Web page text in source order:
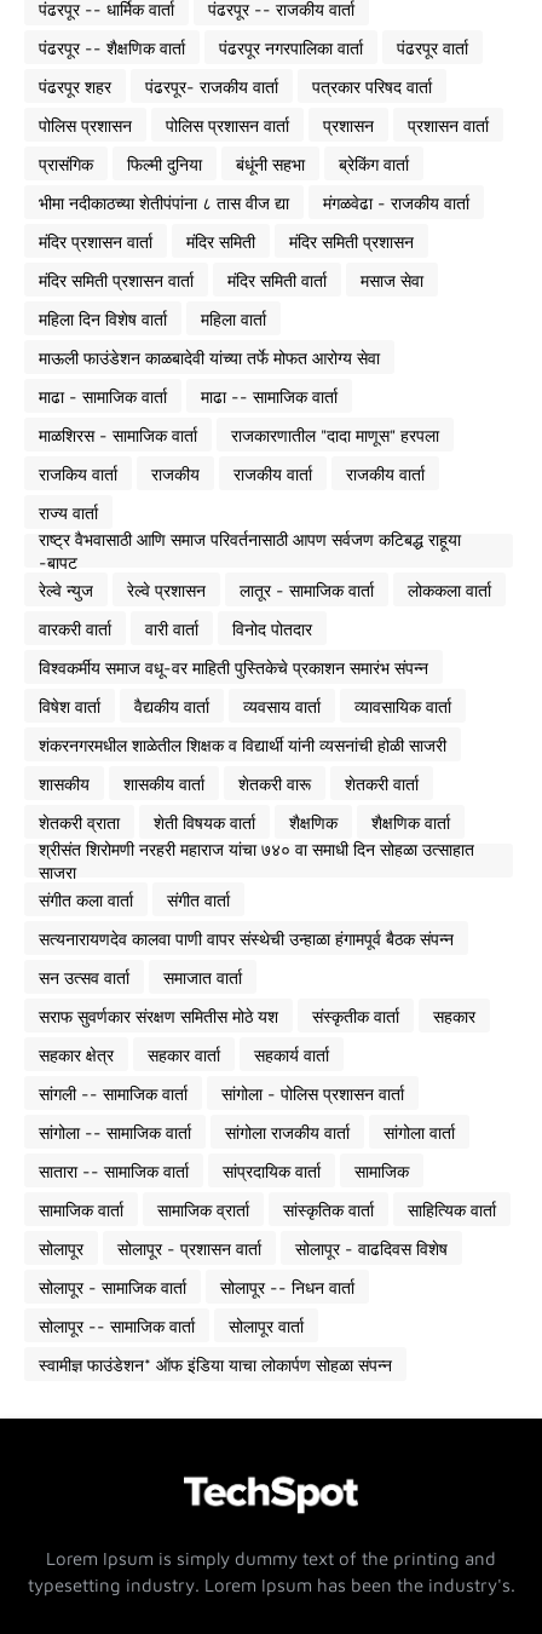
पंढरपूर -- धार्मिक वार्ता
पंढरपूर -- राजकीय वार्ता
पंढरपूर -- शैक्षणिक वार्ता
पंढरपूर नगरपालिका वार्ता
पंढरपूर वार्ता
पंढरपूर शहर
पंढरपूर- राजकीय वार्ता
पत्रकार परिषद वार्ता
पोलिस प्रशासन
पोलिस प्रशासन वार्ता प्रशासन
प्रशासन वार्ता
प्रासंगिक
फिल्मी दुनिया बंधूंनी सहभा
ब्रेकिंग वार्ता
भीमा नदीकाठच्या शेतीपंपांना ८ तास वीज द्या
मंगळवेढा - राजकीय वार्ता
मंदिर प्रशासन वार्ता
मंदिर समिती
मंदिर समिती प्रशासन
मंदिर समिती प्रशासन वार्ता
मंदिर समिती वार्ता
मसाज सेवा
महिला दिन विशेष वार्ता
महिला वार्ता
माऊली फाउंडेशन काळबादेवी यांच्या तर्फे मोफत आरोग्य सेवा
माढा - सामाजिक वार्ता
माढा -- सामाजिक वार्ता
माळशिरस - सामाजिक वार्ता
राजकारणातील "दादा माणूस" हरपला
राजकिय वार्ता
राजकीय राजकीय वार्ता
राजकीय वार्ता
राज्य वार्ता
राष्ट्र वैभवासाठी आणि समाज परिवर्तनासाठी आपण सर्वजण कटिबद्ध राहूया
-बापट
रेल्वे न्युज
रेल्वे प्रशासन लातूर - सामाजिक वार्ता
लोककला वार्ता
वारकरी वार्ता
वारी वार्ता
विनोद पोतदार
विश्वकर्मीय समाज वधू-वर माहिती पुस्तिकेचे प्रकाशन समारंभ संपन्न
विषेश वार्ता
वैद्यकीय वार्ता व्यवसाय वार्ता
व्यावसायिक वार्ता
शंकरनगरमधील शाळेतील शिक्षक व विद्यार्थी यांनी व्यसनांची होळी साजरी
शासकीय
शासकीय वार्ता शेतकरी वारू
शेतकरी वार्ता
शेतकरी व्राता
शेती विषयक वार्ता शैक्षणिक
शैक्षणिक वार्ता
श्रीसंत शिरोमणी नरहरी महाराज यांचा ७४० वा समाधी दिन सोहळा उत्साहात
साजरा
संगीत कला वार्ता
संगीत वार्ता
सत्यनारायणदेव कालवा पाणी वापर संस्थेची उन्हाळा हंगामपूर्व बैठक संपन्न
सन उत्सव वार्ता
समाजात वार्ता
सराफ सुवर्णकार संरक्षण समितीस मोठे यश
संस्कृतीक वार्ता
सहकार
सहकार क्षेत्र
सहकार वार्ता
सहकार्य वार्ता
सांगली -- सामाजिक वार्ता
सांगोला - पोलिस प्रशासन वार्ता
सांगोला -- सामाजिक वार्ता
सांगोला राजकीय वार्ता
सांगोला वार्ता
सातारा -- सामाजिक वार्ता
सांप्रदायिक वार्ता
सामाजिक
सामाजिक वार्ता
सामाजिक व्रार्ता सांस्कृतिक वार्ता
साहित्यिक वार्ता
सोलापूर
सोलापूर - प्रशासन वार्ता
सोलापूर - वाढदिवस विशेष
सोलापूर - सामाजिक वार्ता
सोलापूर -- निधन वार्ता
सोलापूर -- सामाजिक वार्ता
सोलापूर वार्ता
स्वामीज्ञ फाउंडेशन* ऑफ इंडिया याचा लोकार्पण सोहळा संपन्न
Lorem Ipsum is simply dummy text of the printing and
typesetting industry. Lorem Ipsum has been the industry's.